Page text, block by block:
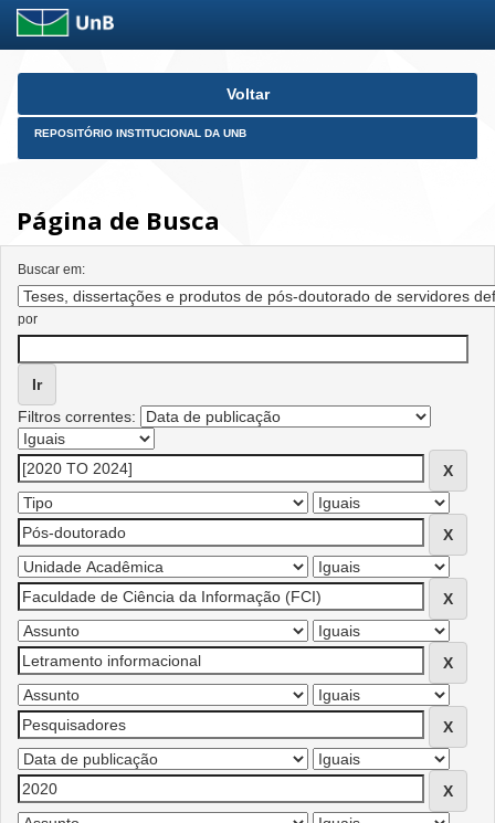
Skip
Voltar
REPOSITÓRIO INSTITUCIONAL DA UNB
Página de Busca
Buscar em:
por
Filtros correntes: